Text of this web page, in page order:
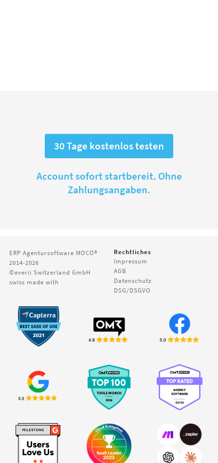
30 Tage kostenlos testen
Account sofort startbereit. Ohne
Zahlungsangaben.
ERP Agentursoftware MOCO®
2014-2026
©everii Switzerland GmbH
swiss made with
Rechtliches
Impressum
AGB
Datenschutz
DSG/DSGVO